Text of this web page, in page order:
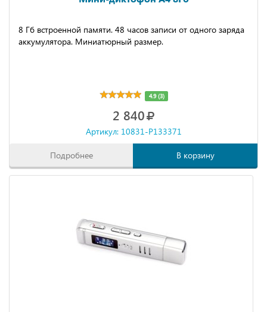
8 Гб встроенной памяти. 48 часов записи от одного заряда
аккумулятора. Миниатюрный размер.
4.9 (3)
2 840
Артикул: 10831-P133371
Подробнее В корзину